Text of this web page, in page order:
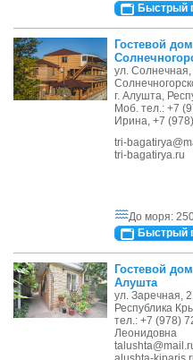
Быстрый
Гостевой
ул. Солнечная,
г. Алушта,
Моб. тел.: +7
Ирина, +7
tri-
tri-bagatirya.ru
До моря:
Быстрый
Гостевой
Алушта
ул. Заречная,
Республика
тел.: +7 (978)
Леонидовна